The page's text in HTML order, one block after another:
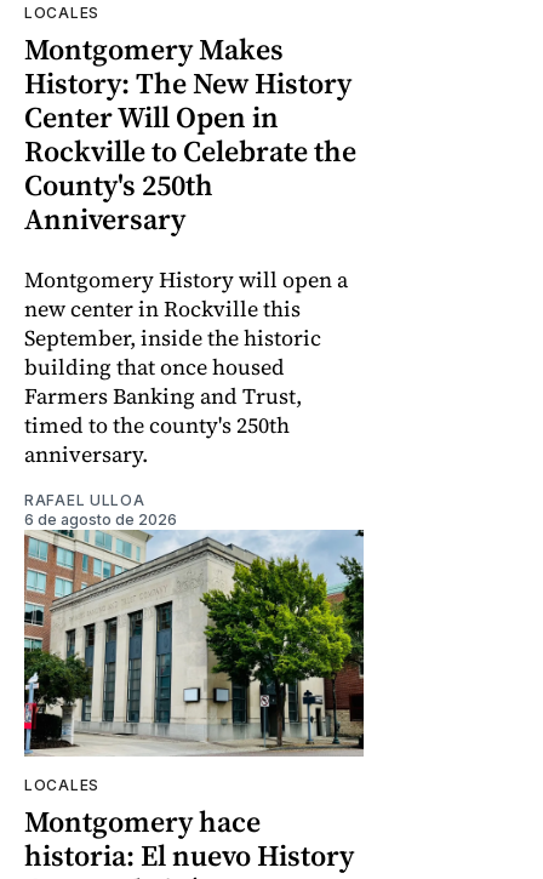
LOCALES
Montgomery Makes
History: The New History
Center Will Open in
Rockville to Celebrate the
County's 250th
Anniversary
Montgomery History will open a
new center in Rockville this
September, inside the historic
building that once housed
Farmers Banking and Trust,
timed to the county's 250th
anniversary.
RAFAEL ULLOA
6 de agosto de 2026
LOCALES
Montgomery hace
historia: El nuevo History